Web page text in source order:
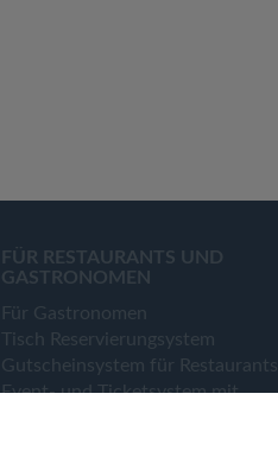
FÜR RESTAURANTS UND
GASTRONOMEN
Für Gastronomen
Tisch Reservierungsystem
Gutscheinsystem für Restaurants
Event- und Ticketsystem mit